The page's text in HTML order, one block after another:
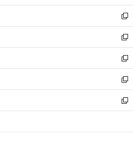
開
く
ウ
で
開
く
ン
ド
ウ
で
開
く
ウ
ィ
ン
ド
ウ
で
開
く
新
し
い
ウ
ィ
ン
ド
ウ
で
開
新
し
い
ウ
ィ
ン
ド
ウ
開
新
し
い
ウ
ィ
ン
ウ
新
し
い
ウ
ン
新
し
ウ